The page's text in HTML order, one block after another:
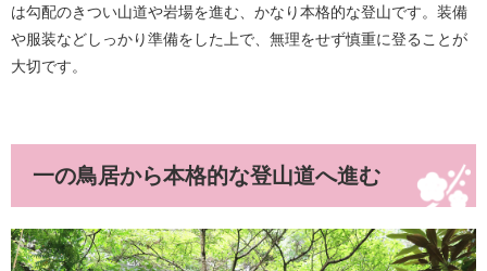
は勾配のきつい山道や岩場を進む、かなり本格的な登山です。装備
や服装などしっかり準備をした上で、無理をせず慎重に登ることが
大切です。
一の鳥居から本格的な登山道へ進む